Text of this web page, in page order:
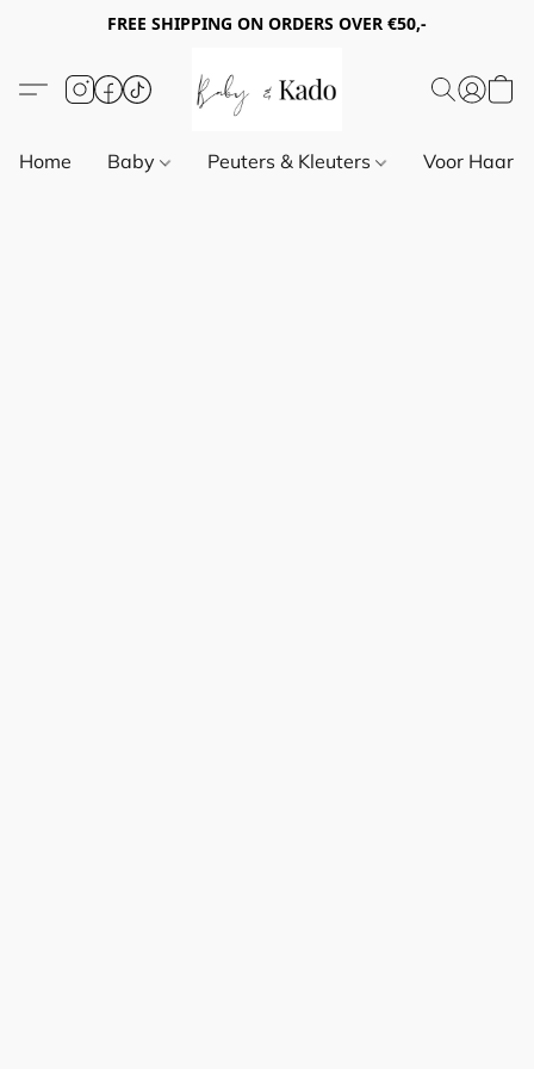
FREE SHIPPING ON ORDERS OVER €50,-
Home Baby Peuters & Kleuters Voor Haar